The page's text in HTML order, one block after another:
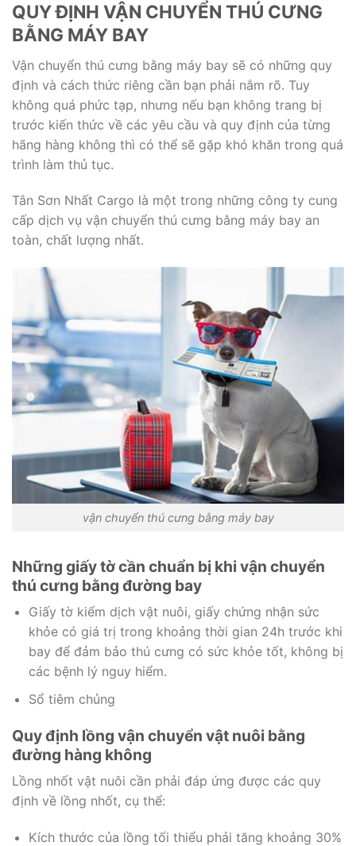
QUY ĐỊNH VẬN CHUYỂN THÚ CƯNG
BẰNG MÁY BAY
Vận chuyển thú cưng bằng máy bay sẽ có những quy
định và cách thức riêng cần bạn phải nắm rõ. Tuy
không quá phức tạp, nhưng nếu bạn không trang bị
trước kiến thức về các yêu cầu và quy định của từng
hãng hàng không thì có thể sẽ gặp khó khăn trong quá
trình làm thủ tục.
Tân Sơn Nhất Cargo là một trong những công ty cung
cấp dịch vụ vận chuyển thú cưng bằng máy bay an
toàn, chất lượng nhất.
vận chuyển thú cưng bằng máy bay
Những giấy tờ cần chuẩn bị khi vận chuyển
thú cưng bằng đường bay
Giấy tờ kiểm dịch vật nuôi, giấy chứng nhận sức
khỏe có giá trị trong khoảng thời gian 24h trước khi
bay để đảm bảo thú cưng có sức khỏe tốt, không bị
các bệnh lý nguy hiểm.
Sổ tiêm chủng
Quy định lồng vận chuyển vật nuôi bằng
đường hàng không
Lồng nhốt vật nuôi cần phải đáp ứng được các quy
định về lồng nhốt, cụ thể:
Kích thước của lồng tối thiểu phải tăng khoảng 30%